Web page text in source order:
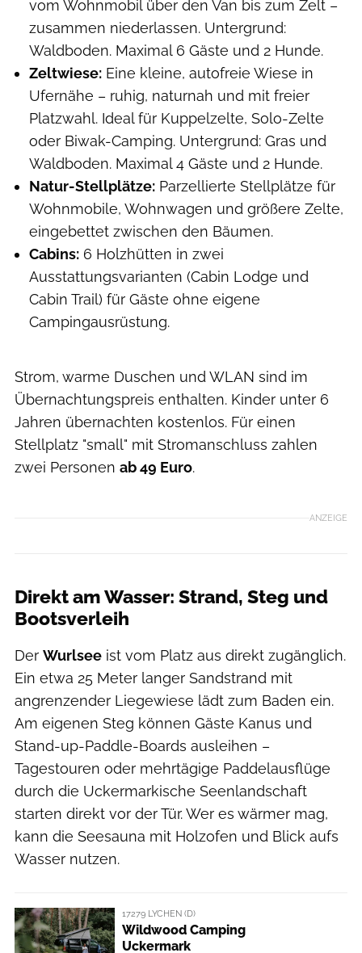
vom Wohnmobil über den Van bis zum Zelt –
zusammen niederlassen. Untergrund:
Waldboden. Maximal 6 Gäste und 2 Hunde.
Zeltwiese: Eine kleine, autofreie Wiese in
Ufernähe – ruhig, naturnah und mit freier
Platzwahl. Ideal für Kuppelzelte, Solo-Zelte
oder Biwak-Camping. Untergrund: Gras und
Waldboden. Maximal 4 Gäste und 2 Hunde.
Natur-Stellplätze: Parzellierte Stellplätze für
Wohnmobile, Wohnwagen und größere Zelte,
eingebettet zwischen den Bäumen.
Cabins: 6 Holzhütten in zwei
Ausstattungsvarianten (Cabin Lodge und
Cabin Trail) für Gäste ohne eigene
Campingausrüstung.
Strom, warme Duschen und WLAN sind im
Übernachtungspreis enthalten. Kinder unter 6
Jahren übernachten kostenlos. Für einen
Stellplatz "small" mit Stromanschluss zahlen
zwei Personen ab 49 Euro.
ANZEIGE
Direkt am Wasser: Strand, Steg und
Bootsverleih
Der Wurlsee ist vom Platz aus direkt zugänglich.
Ein etwa 25 Meter langer Sandstrand mit
angrenzender Liegewiese lädt zum Baden ein.
Am eigenen Steg können Gäste Kanus und
Stand-up-Paddle-Boards ausleihen –
Tagestouren oder mehrtägige Paddelausflüge
durch die Uckermarkische Seenlandschaft
starten direkt vor der Tür. Wer es wärmer mag,
kann die Seesauna mit Holzofen und Blick aufs
Wasser nutzen.
17279 LYCHEN (D)
Wildwood Camping
Uckermark